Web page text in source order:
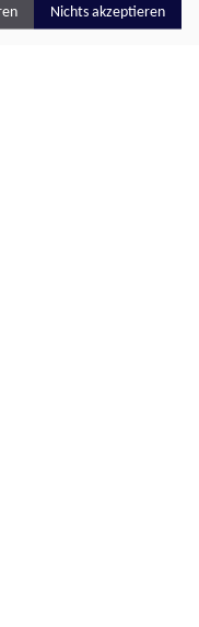
Nichts akzeptieren